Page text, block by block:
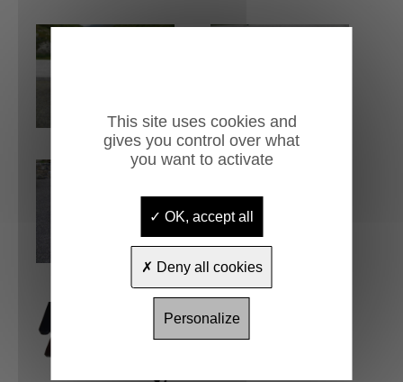
This site uses cookies and
gives you control over what
you want to activate
OK, accept all
Deny all cookies
Personalize